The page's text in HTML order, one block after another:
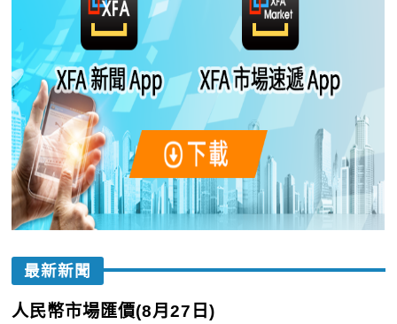
最新新聞
人民幣市場匯價(8月27日)